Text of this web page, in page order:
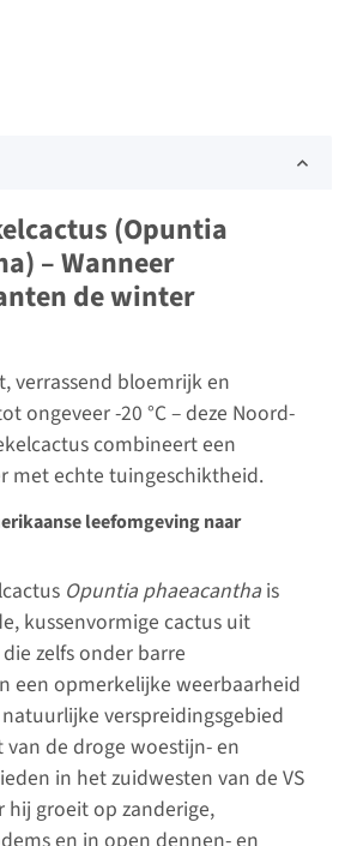
(Opuntia
– Wanneer
de winter
verrassend bloemrijk en
ongeveer -20 °C – deze Noord-
combineert een
met echte tuingeschiktheid.
leefomgeving naar
Opuntia phaeacantha is
kussenvormige cactus uit
zelfs onder barre
een opmerkelijke weerbaarheid
verspreidingsgebied
de droge woestijn- en
in het zuidwesten van de VS
hij groeit op zanderige,